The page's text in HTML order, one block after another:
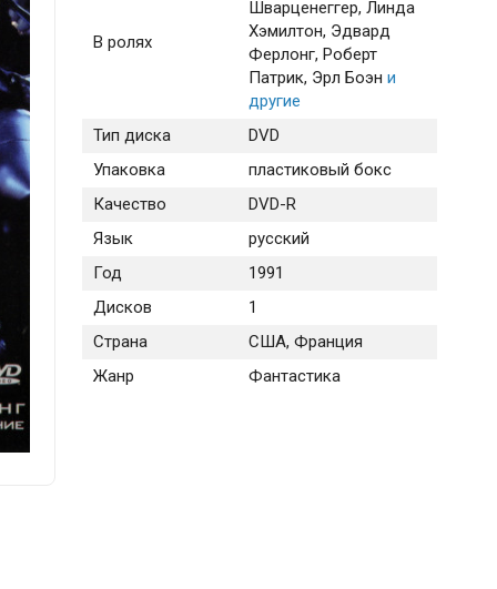
В ролях
Шварценеггер, Линда
Хэмилтон, Эдвард
Ферлонг, Роберт
Патрик, Эрл Боэн и
другие
Тип диска
DVD
Упаковка
пластиковый бокс
Качество
DVD-R
Язык
русский
Год
1991
Дисков
1
Страна
США, Франция
Жанр
Фантастика